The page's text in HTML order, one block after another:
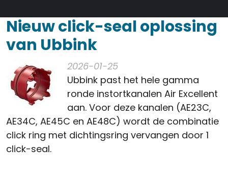
Nieuw click-seal oplossing
van Ubbink
2026-01-25
Ubbink past het hele gamma
ronde instortkanalen Air Excellent
aan. Voor deze kanalen (AE23C,
AE34C, AE45C en AE48C) wordt de combinatie
click ring met dichtingsring vervangen door 1
click-seal.